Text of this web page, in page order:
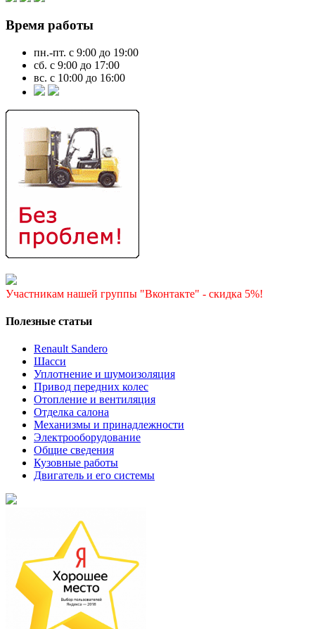
Время работы
пн.-пт. с 9:00 до 19:00
сб. с 9:00 до 17:00
вс. с 10:00 до 16:00
Участникам нашей группы "Вконтакте" - скидка 5%!
Полезные статьи
Renault Sandero
Шасси
Уплотнение и шумоизоляция
Привод передних колес
Отопление и вентиляция
Отделка салона
Механизмы и принадлежности
Электрооборудование
Общие сведения
Кузовные работы
Двигатель и его системы